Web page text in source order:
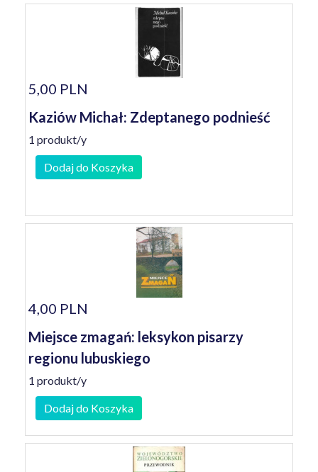
5,00 PLN
Kaziów Michał: Zdeptanego podnieść
1 produkt/y
Dodaj do Koszyka
4,00 PLN
Miejsce zmagań: leksykon pisarzy
regionu lubuskiego
1 produkt/y
Dodaj do Koszyka